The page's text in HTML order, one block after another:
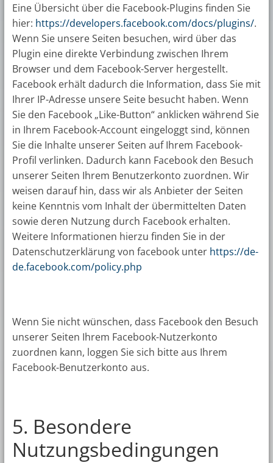
Eine Übersicht über die Facebook-Plugins finden Sie
hier: https://developers.facebook.com/docs/plugins/.
Wenn Sie unsere Seiten besuchen, wird über das
Plugin eine direkte Verbindung zwischen Ihrem
Browser und dem Facebook-Server hergestellt.
Facebook erhält dadurch die Information, dass Sie mit
Ihrer IP-Adresse unsere Seite besucht haben. Wenn
Sie den Facebook „Like-Button“ anklicken während Sie
in Ihrem Facebook-Account eingeloggt sind, können
Sie die Inhalte unserer Seiten auf Ihrem Facebook-
Profil verlinken. Dadurch kann Facebook den Besuch
unserer Seiten Ihrem Benutzerkonto zuordnen. Wir
weisen darauf hin, dass wir als Anbieter der Seiten
keine Kenntnis vom Inhalt der übermittelten Daten
sowie deren Nutzung durch Facebook erhalten.
Weitere Informationen hierzu finden Sie in der
Datenschutzerklärung von facebook unter https://de-
de.facebook.com/policy.php
Wenn Sie nicht wünschen, dass Facebook den Besuch
unserer Seiten Ihrem Facebook-Nutzerkonto
zuordnen kann, loggen Sie sich bitte aus Ihrem
Facebook-Benutzerkonto aus.
5. Besondere
Nutzungsbedingungen